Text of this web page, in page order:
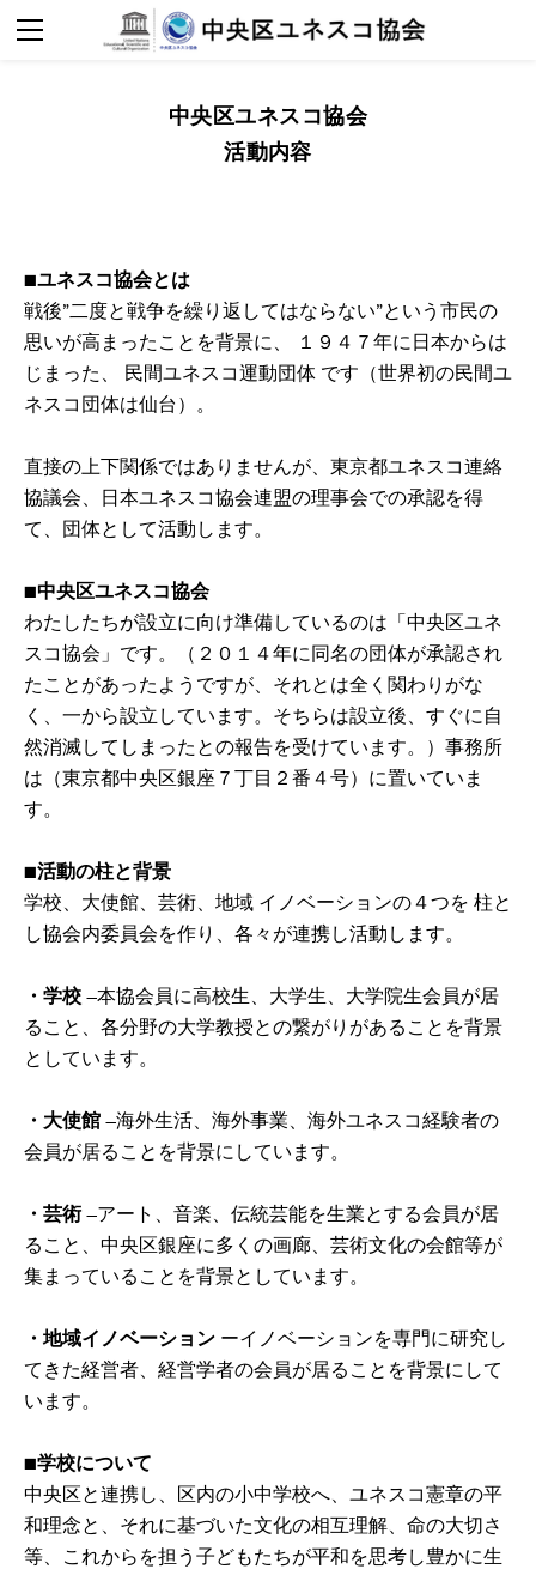
中央区ユネスコ協会
​活動内容
■ユネスコ協会とは
戦後”二度と戦争を繰り返してはならない”という市民の
思いが高まったことを背景に、 １９４７年に日本からは
じまった、 民間ユネスコ運動団体 です（世界初の民間ユ
ネスコ団体は仙台）。
直接の上下関係ではありませんが、東京都ユネスコ連絡
協議会、日本ユネスコ協会連盟の理事会での承認を得
て、団体として活動します。
■中央区ユネスコ協会
わたしたちが設立に向け準備しているのは「中央区ユネ
スコ協会」です。（２０１４年に同名の団体が承認され
たことがあったようですが、それとは全く関わりがな
く、一から設立しています。そちらは設立後、すぐに自
然消滅してしまったとの報告を受けています。）事務所
は（東京都中央区銀座７丁目２番４号）に置いていま
す。
■活動の柱と背景
学校、大使館、芸術、地域 イノベーションの４つを 柱と
し協会内委員会を作り、各々が連携し活動します。
・学校 ―本協会員に高校生、大学生、大学院生会員が居
ること、各分野の大学教授との繋がりがあることを背景
としています。
・大使館 ―海外生活、海外事業、海外ユネスコ経験者の
会員が居ることを背景にしています。
・芸術―アート、音楽、伝統芸能を生業とする会員が居
ること、中央区銀座に多くの画廊、芸術文化の会館等が
集まっていることを背景としています。
・地域イノベーション ーイノベーションを専門に研究し
てきた経営者、経営学者の会員が居ることを背景にして
います。
■学校について
中央区と連携し、区内の小中学校へ、ユネスコ憲章の平
和理念と、それに基づいた文化の相互理解、命の大切さ
等、これからを担う子どもたちが平和を思考し豊かに生
ホーム
メディア掲載
定期刊行物
2022年活動報告
協会概要
組織概要
入会案内
お問合せ